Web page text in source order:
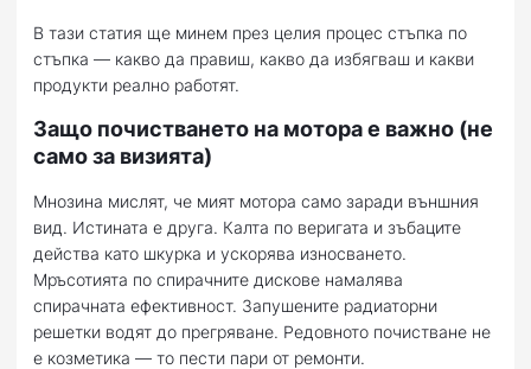
В тази статия ще минем през целия процес стъпка по
стъпка — какво да правиш, какво да избягваш и какви
продукти реално работят.
Защо почистването на мотора е важно (не
само за визията)
Мнозина мислят, че мият мотора само заради външния
вид. Истината е друга. Калта по веригата и зъбаците
действа като шкурка и ускорява износването.
Мръсотията по спирачните дискове намалява
спирачната ефективност. Запушените радиаторни
решетки водят до прегряване. Редовното почистване не
е козметика — то пести пари от ремонти.